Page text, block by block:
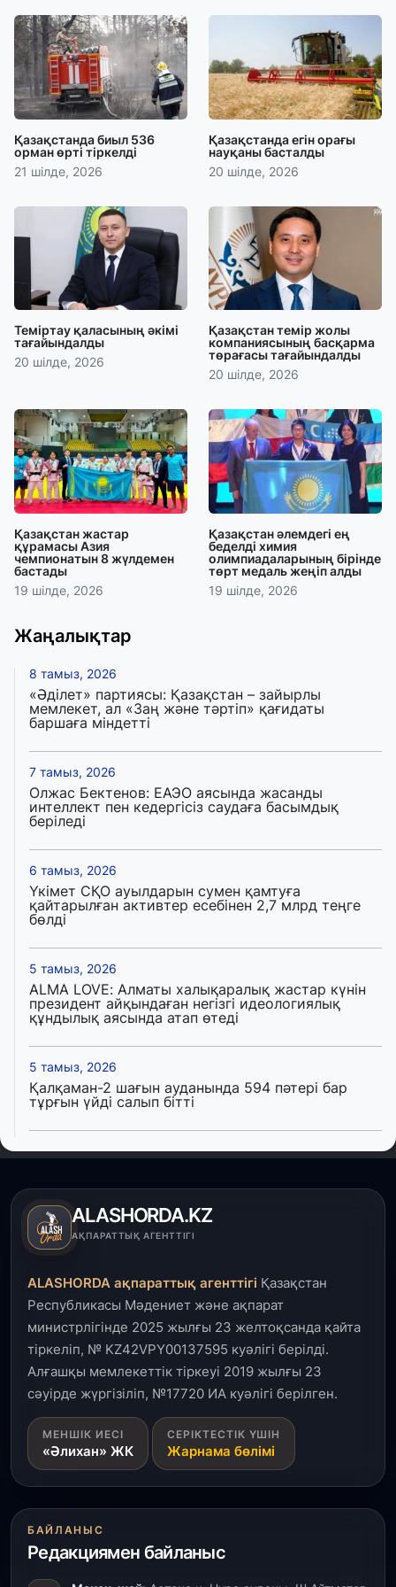
Қазақстанда биыл 536
орман өрті тіркелді
21 шілде, 2026
Қазақстанда егін орағы
науқаны басталды
20 шілде, 2026
Теміртау қаласының әкімі
тағайындалды
20 шілде, 2026
Қазақстан темір жолы
компаниясының басқарма
төрағасы тағайындалды
20 шілде, 2026
Қазақстан жастар
құрамасы Азия
чемпионатын 8 жүлдемен
бастады
19 шілде, 2026
Қазақстан әлемдегі ең
беделді химия
олимпиадаларының бірінде
төрт медаль жеңіп алды
19 шілде, 2026
Жаңалықтар
8 тамыз, 2026
«Әділет» партиясы: Қазақстан – зайырлы
мемлекет, ал «Заң және тәртіп» қағидаты
баршаға міндетті
7 тамыз, 2026
Олжас Бектенов: ЕАЭО аясында жасанды
интеллект пен кедергісіз саудаға басымдық
беріледі
6 тамыз, 2026
Үкімет СҚО ауылдарын сумен қамтуға
қайтарылған активтер есебінен 2,7 млрд теңге
бөлді
5 тамыз, 2026
ALMA LOVE: Алматы халықаралық жастар күнін
президент айқындаған негізгі идеологиялық
құндылық аясында атап өтеді
5 тамыз, 2026
Қалқаман-2 шағын ауданында 594 пәтері бар
тұрғын үйді салып бітті
4 тамыз, 2026
артады – Үкімет отырысы
3 тамыз, 2026
пайдалануға берілді
3 тамыз, 2026
Қызылордада 300 орындық аурухана,
Президенттік кітапхана және жаңа театр
салынып жатыр
1 тамыз, 2026
Кинопоиск Қазақстан азаматтарының ең
танымал онлайн-кинотеатрына айналды
Ақмола облысындағы кездесуде кәсіпкерлер мен
ұстаздар «Әділет» партиясына өз ұсыныстарын
айтты
ALASHORDA.KZ
АҚПАРАТТЫҚ АГЕНТТІГІ
ALASHORDA ақпараттық агенттігі Қазақстан
Республикасы Мәдениет және ақпарат
министрлігінде 2025 жылғы 23 желтоқсанда қайта
тіркеліп, № KZ42VPY00137595 куәлігі берілді.
Алғашқы мемлекеттік тіркеуі 2019 жылғы 23
сәуірде жүргізіліп, №17720 ИА куәлігі берілген.
МЕНШІК ИЕСІ
«Әлихан» ЖК
СЕРІКТЕСТІК ҮШІН
Жарнама бөлімі
БАЙЛАНЫС
Редакциямен байланыс